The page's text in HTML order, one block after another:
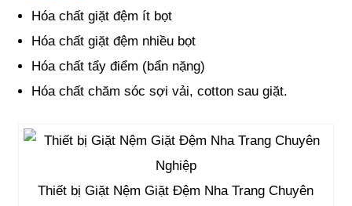
Hóa chất giặt đệm ít bọt
Hóa chất giặt đệm nhiều bọt
Hóa chất tẩy điểm (bẩn nặng)
Hóa chất chăm sóc sợi vải, cotton sau giặt.
Thiết bị Giặt Nệm Giặt Đệm Nha Trang Chuyên